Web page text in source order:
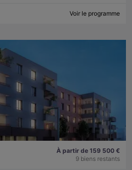
Voir le programme
À partir de 159 500 €
9 biens restants